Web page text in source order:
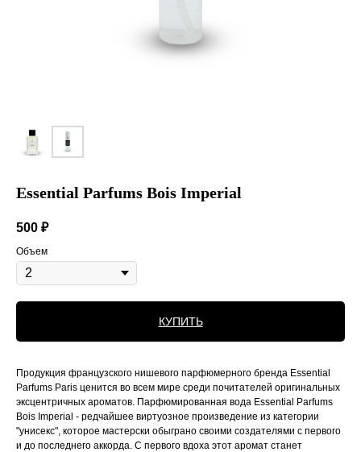
Essential Parfums Bois Imperial
500 ₽
Объем
КУПИТЬ
Продукция французского нишевого парфюмерного бренда Essential
Parfums Paris ценится во всем мире среди почитателей оригинальных
эксцентричных ароматов. Парфюмированная вода Essential Parfums
Bois Imperial - редчайшее виртуозное произведение из категории
"унисекс", которое мастерски обыграно своими создателями с первого
и до последнего аккорда. С первого вдоха этот аромат станет